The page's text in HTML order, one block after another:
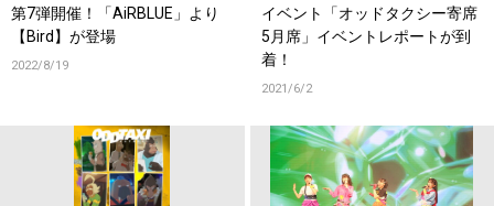
第7弾開催！「AiRBLUE」より
【Bird】が登場
2022/8/19
イベント「オッドタクシー寄席
5月席」イベントレポートが到
着！
2021/6/2